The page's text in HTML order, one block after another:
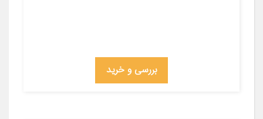
بررسی و خرید